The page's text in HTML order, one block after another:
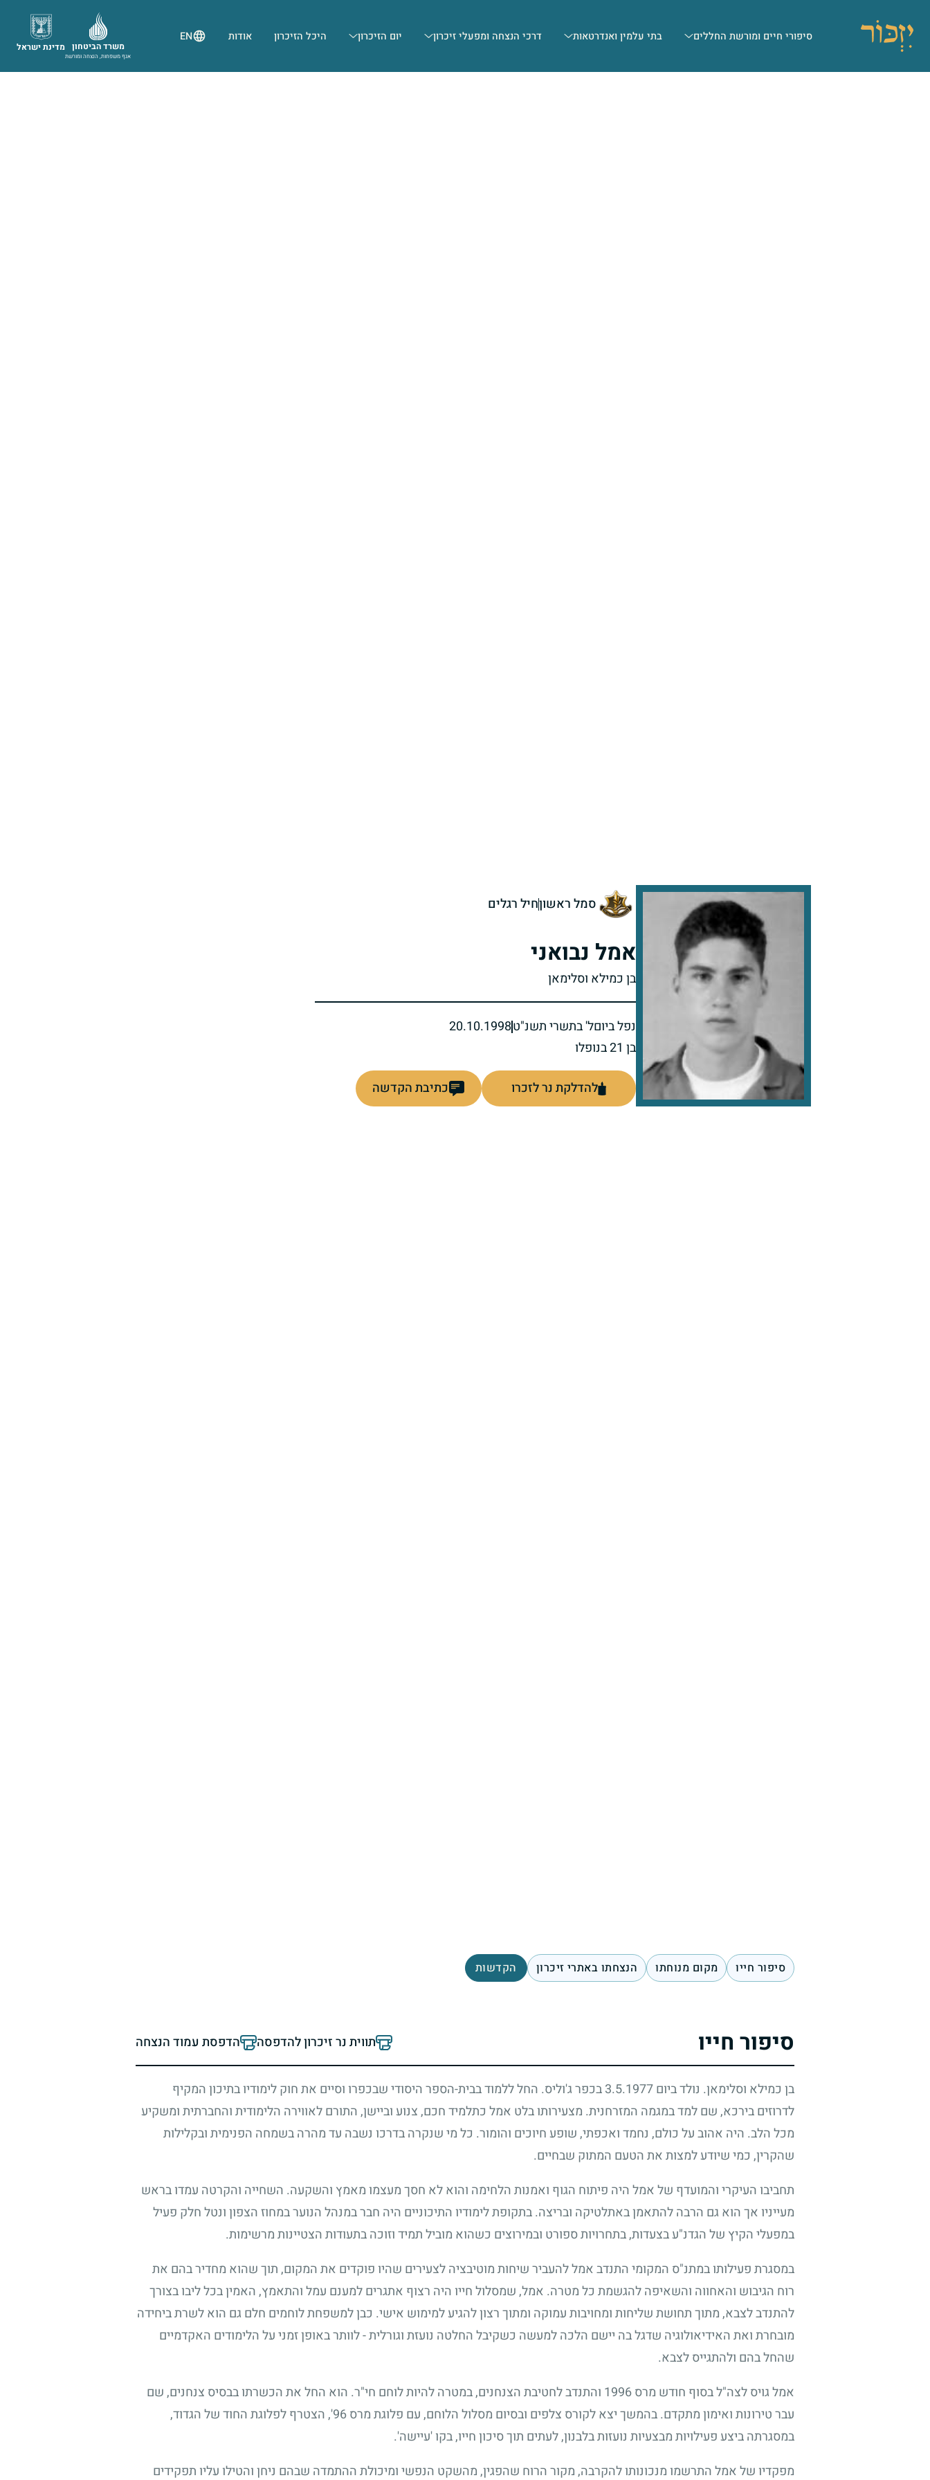
סיפורי חיים ומורשת החללים בתי עלמין ואנדרטאות דרכי הנצחה ומפעלי זיכרון יום הזיכרון היכל הזיכרון אודות EN
מדינת ישראל משרד הביטחון
אגף משפחות, הנצחה ומורשת
סמל ראשוןחיל רגלים
אמל נבואני
בן כמילא וסלימאן
נפל ביוםל' בתשרי תשנ"ט20.10.1998
בן 21 בנופלו
להדלקת נר לזכרו כתיבת הקדשה
סיפור חייו מקום מנוחתו הנצחתו באתרי זיכרון הקדשות
סיפור חייו תווית נר זיכרון להדפסה הדפסת עמוד הנצחה
בן כמילא וסלימאן. נולד ביום3.5.1977בכפר ג'וליס. החל ללמוד בבית-הספר היסודי שבכפרו וסיים את חוק לימודיו בתיכון המקיף
לדרוזים בירכא, שם למד במגמה המזרחנית. מצעירותו בלט אמל כתלמיד חכם, צנוע וביישן, התורם לאווירה הלימודית והחברתית ומשקיע
מכל הלב. היה אהוב על כולם, נחמד ואכפתי, שופע חיוכים והומור. כל מי שנקרה בדרכו נשבה עד מהרה בשמחה הפנימית ובקלילות
שהקרין, כמי שיודע למצות את הטעם המתוק שבחיים.
תחביבו העיקרי והמועדף של אמל היה פיתוח הגוף ואמנות הלחימה והוא לא חסך מעצמו מאמץ והשקעה. השחייה והקרטה עמדו בראש
מעייניו אך הוא גם הרבה להתאמן באתלטיקה ובריצה. בתקופת לימודיו התיכוניים היה חבר במנהל הנוער במחוז הצפון ונטל חלק פעיל
במפעלי הקיץ של הגדנ"ע בצעדות, בתחרויות ספורט ובמירוצים כשהוא מוביל תמיד וזוכה בתעודות הצטיינות מרשימות.
במסגרת פעילותו במתנ"ס המקומי התנדב אמל להעביר שיחות מוטיבציה לצעירים שהיו פוקדים את המקום, תוך שהוא מחדיר בהם את
רוח הגיבוש והאחווה והשאיפה להגשמת כל מטרה. אמל, שמסלול חייו היה רצוף אתגרים למענם עמל והתאמץ, האמין בכל ליבו בצורך
להתנדב לצבא, מתוך תחושת שליחות ומחויבות עמוקה ומתוך רצון להגיע למימוש אישי. כבן למשפחת לוחמים חלם גם הוא לשרת ביחידה
מובחרת ואת האידיאולוגיה שדגל בה יישם הלכה למעשה כשקיבל החלטה נועזת וגורלית - לוותר באופן זמני על הלימודים האקדמיים
שהחל בהם ולהתגייס לצבא.
אמל גויס לצה"ל בסוף חודש מרס1996 והתנדב לחטיבת הצנחנים, במטרה להיות לוחם חי"ר. הוא החל את הכשרתו בבסיס צנחנים, שם
עבר טירונות ואימון מתקדם. בהמשך יצא לקורס צלפים ובסיום מסלול הלוחם, עם פלוגת מרס96', הצטרף לפלוגת החוד של הגדוד,
במסגרתה ביצע פעילויות מבצעיות נועזות בלבנון, לעתים תוך סיכון חייו, בקו 'עיישה'.
מפקדיו של אמל התרשמו מנכונותו להקרבה, מקור הרוח שהפגין, מהשקט הנפשי ומיכולת ההתמדה שבהם ניחן והטילו עליו תפקידים